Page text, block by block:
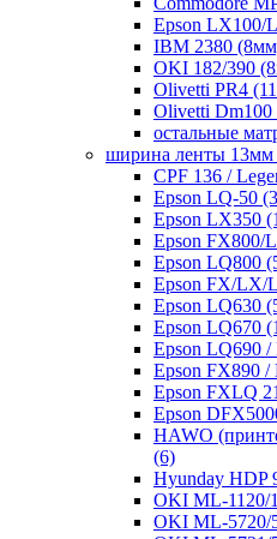
Epson LX100/
IBM 2380
OKI 182/390
Olivetti PR4
Olivetti Dm100
остальные
ширина ленты
CPF 136 /
Epson LQ-50
Epson LX350
Epson FX800/
Epson LQ800
Epson FX/LX/
Epson LQ630
Epson LQ670
Epson LQ690 /
Epson FX890 /
Epson FXLQ
Epson
HAWO
(6)
Hyunday HDP
OKI ML-1120/
OKI ML-5720/